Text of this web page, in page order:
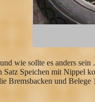
wie sollte es anders
Satz Speichen mit Nippel
Bremsbacken und